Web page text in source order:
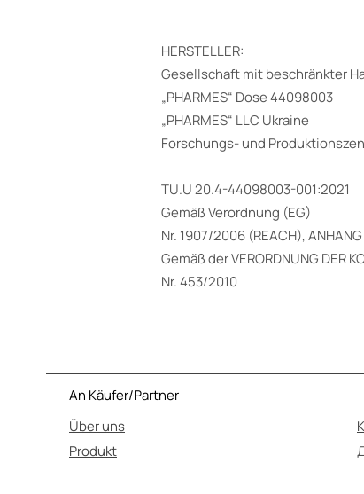
HERSTELLER:
Gesellschaft mit beschränkter
„PHARMES“ Dose 44098003
„PHARMES“ LLC Ukraine
Forschungs- und
TU.U 20.4-44098003-001:2021
Gemäß Verordnung (EG)
Nr. 1907/2006 (REACH), ANHANG
Gemäß der VERORDNUNG DER
Nr. 453/2010
An Käufer/Partner
Über uns
Produkt